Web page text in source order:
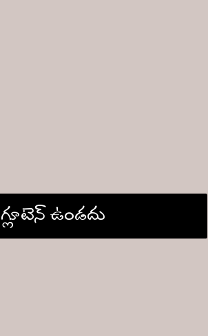
గ్లూటెన్ ఉండదు